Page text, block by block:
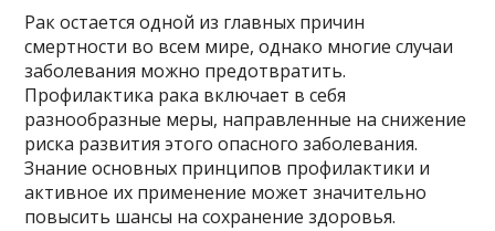
Рак остается одной из главных причин
смертности во всем мире, однако многие случаи
заболевания можно предотвратить.
Профилактика рака включает в себя
разнообразные меры, направленные на снижение
риска развития этого опасного заболевания.
Знание основных принципов профилактики и
активное их применение может значительно
повысить шансы на сохранение здоровья.